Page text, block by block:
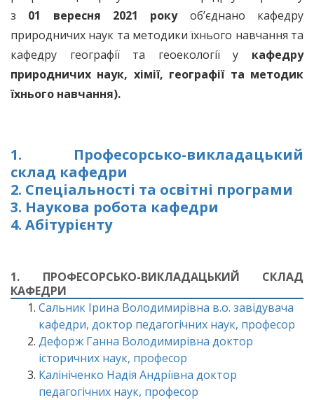
з 01 вересня 2021 року об’єднано кафедру
природничих наук та методики їхнього навчання та
кафедру географії та геоекології у
кафедру
природничих наук, хімії, географії та методик
їхнього навчання).
1. Професорсько-викладацький
склад кафедри
2. Спеціальності та освітні програми
3. Наукова робота кафедри
4. Абітурієнту
1. ПРОФЕСОРСЬКО-ВИКЛАДАЦЬКИЙ СКЛАД
КАФЕДРИ
Сальник Ірина Володимирівна в.о. завідувача
кафедри, доктор педагогічних наук, професор
Дефорж Ганна Володимирівна доктор
історичних наук, професор
Калініченко Надія Андріївна доктор
педагогічних наук, професор